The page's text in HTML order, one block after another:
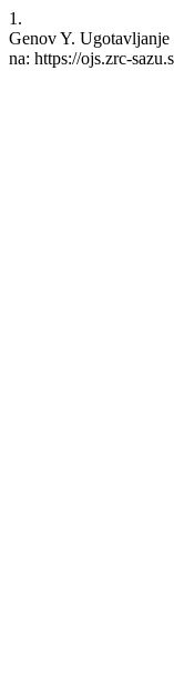
1.
Genov Y.
na: https://ojs.zrc-